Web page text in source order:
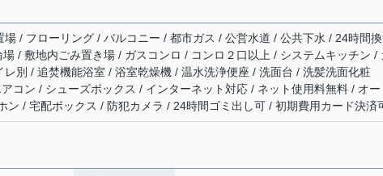
/ フローリング / バルコニー / 都市ガス / 公営水道 / 公共下水 / 24時間
/ 敷地内ごみ置き場 / ガスコンロ / コンロ２口以上 / システムキッチン /
別 / 追焚機能浴室 / 浴室乾燥機 / 温水洗浄便座 / 洗面台 / 洗髪洗面化粧
コン / シューズボックス / インターネット対応 / ネット使用料無料 / オー
ン / 宅配ボックス / 防犯カメラ / 24時間ゴミ出し可 / 初期費用カード決済